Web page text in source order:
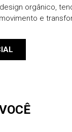
orgânico,
e